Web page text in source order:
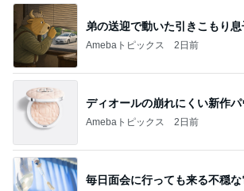
弟の送迎で動いた引きこもり息
Amebaトピックス 2日前
ディオールの崩れにくい新作
Amebaトピックス 2日前
毎日面会に行っても来る不穏な